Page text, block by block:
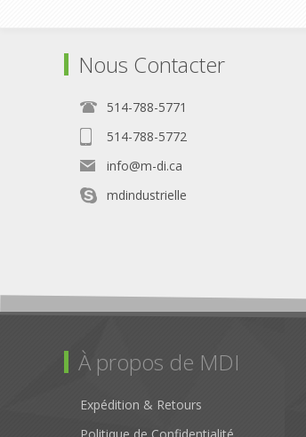
Nous Contacter
514-788-5771
514-788-5772
info@m-di.ca
mdindustrielle
À propos de MDI
Expédition & Retours